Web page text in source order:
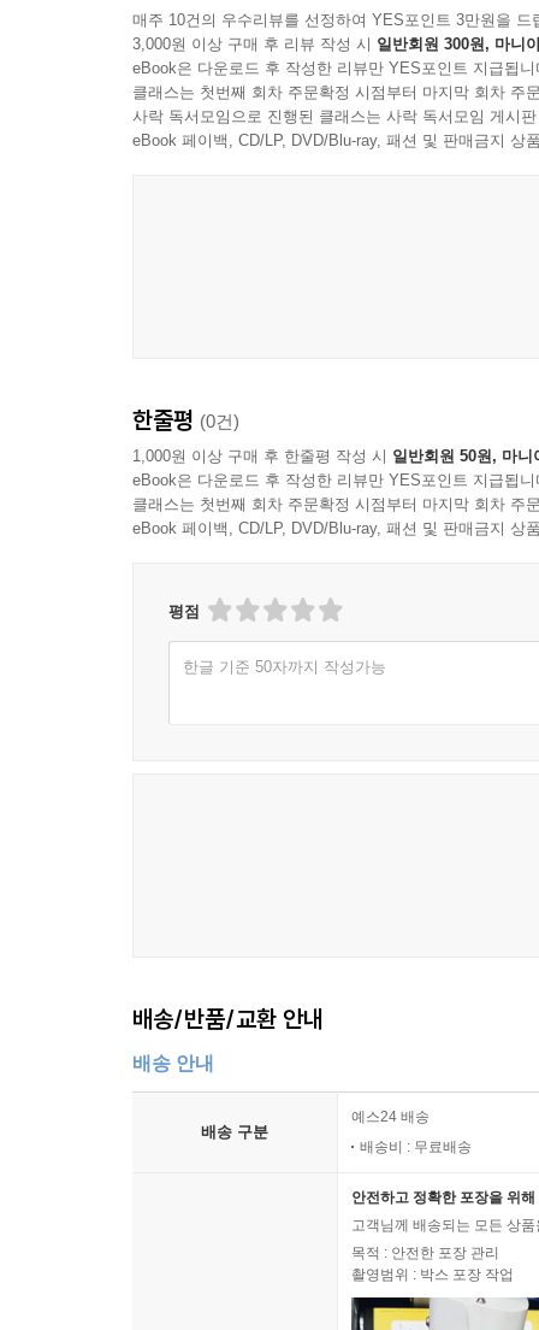
매주 10건의 우수리뷰를 선정하여 YES포인트 3만원을 드
3,000원 이상 구매 후 리뷰 작성 시 일반회원 300원, 마니
eBook은 다운로드 후 작성한 리뷰만 YES포인트 지급됩니
클래스는 첫번째 회차 주문확정 시점부터 마지막 회차 주
사락 독서모임으로 진행된 클래스는 사락 독서모임 게시
eBook 페이백, CD/LP, DVD/Blu-ray, 패션 및 판매금지 상
한줄평 (0건)
1,000원 이상 구매 후 한줄평 작성 시 일반회원 50원, 마니
eBook은 다운로드 후 작성한 리뷰만 YES포인트 지급됩니
클래스는 첫번째 회차 주문확정 시점부터 마지막 회차 주
eBook 페이백, CD/LP, DVD/Blu-ray, 패션 및 판매금지 상
평점
한글 기준 50자까지 작성가능
배송/반품/교환 안내
배송 안내
배송 구분
예스24 배송
배송비 : 무료배송
안전하고 정확한 포장을 위
고객님께 배송되는 모든 상
목적 : 안전한 포장 관리
촬영범위 : 박스 포장 작업